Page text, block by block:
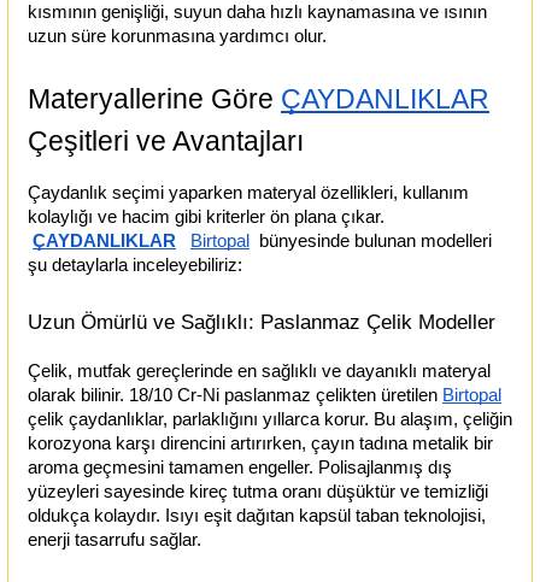
kısmının genişliği, suyun daha hızlı kaynamasına ve ısının
uzun süre korunmasına yardımcı olur.
Materyallerine Göre ÇAYDANLIKLAR
Çeşitleri ve Avantajları
Çaydanlık seçimi yaparken materyal özellikleri, kullanım
kolaylığı ve hacim gibi kriterler ön plana çıkar.
ÇAYDANLIKLAR
Birtopal
bünyesinde bulunan modelleri
şu detaylarla inceleyebiliriz:
Uzun Ömürlü ve Sağlıklı: Paslanmaz Çelik Modeller
Çelik, mutfak gereçlerinde en sağlıklı ve dayanıklı materyal
olarak bilinir. 18/10 Cr-Ni paslanmaz çelikten üretilen Birtopal
çelik çaydanlıklar, parlaklığını yıllarca korur. Bu alaşım, çeliğin
korozyona karşı direncini artırırken, çayın tadına metalik bir
aroma geçmesini tamamen engeller. Polisajlanmış dış
yüzeyleri sayesinde kireç tutma oranı düşüktür ve temizliği
oldukça kolaydır. Isıyı eşit dağıtan kapsül taban teknolojisi,
enerji tasarrufu sağlar.